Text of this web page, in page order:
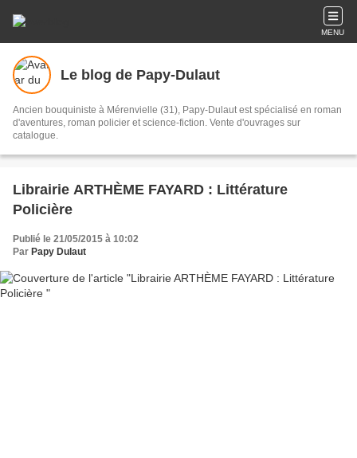
MENU
Le blog de Papy-Dulaut
Ancien bouquiniste à Mérenvielle (31), Papy-Dulaut est spécialisé en roman
d'aventures, roman policier et science-fiction. Vente d'ouvrages sur
catalogue.
Librairie ARTHÈME FAYARD : Littérature
Policière
Publié le 21/05/2015 à 10:02
Par Papy Dulaut